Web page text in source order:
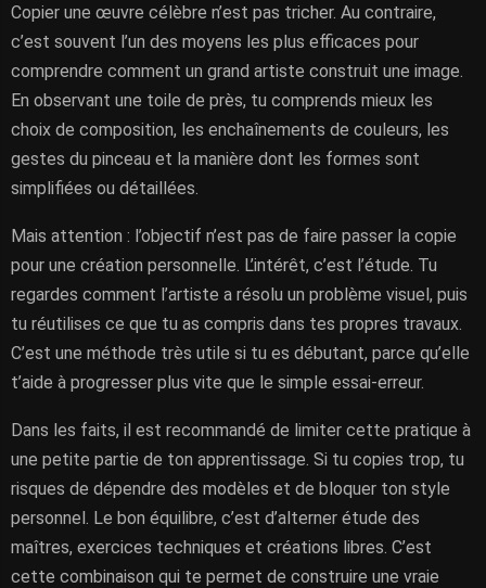
Copier une œuvre célèbre n’est pas tricher. Au contraire,
c’est souvent l’un des moyens les plus efficaces pour
comprendre comment un grand artiste construit une image.
En observant une toile de près, tu comprends mieux les
choix de composition, les enchaînements de couleurs, les
gestes du pinceau et la manière dont les formes sont
simplifiées ou détaillées.
Mais attention : l’objectif n’est pas de faire passer la copie
pour une création personnelle. L’intérêt, c’est l’étude. Tu
regardes comment l’artiste a résolu un problème visuel, puis
tu réutilises ce que tu as compris dans tes propres travaux.
C’est une méthode très utile si tu es débutant, parce qu’elle
t’aide à progresser plus vite que le simple essai-erreur.
Dans les faits, il est recommandé de limiter cette pratique à
une petite partie de ton apprentissage. Si tu copies trop, tu
risques de dépendre des modèles et de bloquer ton style
personnel. Le bon équilibre, c’est d’alterner étude des
maîtres, exercices techniques et créations libres. C’est
cette combinaison qui te permet de construire une vraie